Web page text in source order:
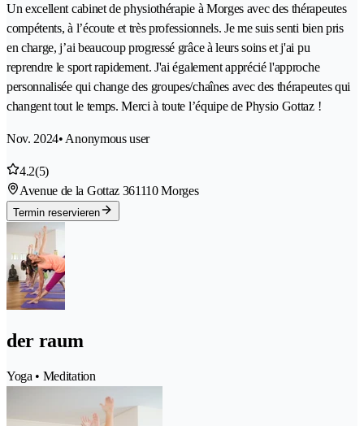
Un excellent cabinet de physiothérapie à Morges avec des thérapeutes
compétents, à l’écoute et très professionnels. Je me suis senti bien pris
en charge, j’ai beaucoup progressé grâce à leurs soins et j'ai pu
reprendre le sport rapidement. J'ai également apprécié l'approche
personnalisée qui change des groupes/chaînes avec des thérapeutes qui
changent tout le temps. Merci à toute l’équipe de Physio Gottaz !
Nov. 2024• Anonymous user
4.2(5)
Avenue de la Gottaz 361110 Morges
Termin reservieren
der raum
Yoga • Meditation